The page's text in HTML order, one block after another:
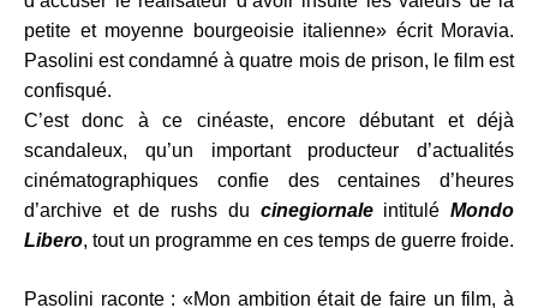
petite et moyenne bourgeoisie italienne» écrit Moravia.
Pasolini est condamné à quatre mois de prison, le film est
confisqué.
C’est donc à ce cinéaste, encore débutant et déjà
scandaleux, qu’un important producteur d’actualités
cinématographiques confie des centaines d’heures
d’archive et de rushs du cinegiornaleintituléMondo
Libero, tout un programme en ces temps de guerre froide.
Pasolini raconte : «Mon ambition était de faire un film, à